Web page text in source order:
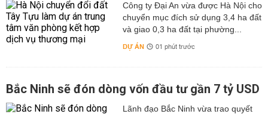
Công ty Đại An vừa được Hà Nội cho
chuyển mục đích sử dụng 3,4 ha đất
và giao 0,3 ha đất tại phường...
DỰ ÁN 01 phút trước
Bắc Ninh sẽ đón dòng vốn đầu tư gần 7 tỷ USD
Lãnh đạo Bắc Ninh vừa trao quyết